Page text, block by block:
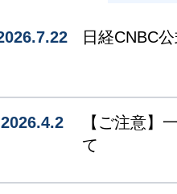
日経CNBC
2026.4.2
【ご注意】
て